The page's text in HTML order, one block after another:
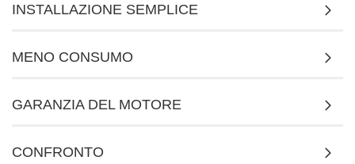
INSTALLAZIONE SEMPLICE
MENO CONSUMO
GARANZIA DEL MOTORE
CONFRONTO